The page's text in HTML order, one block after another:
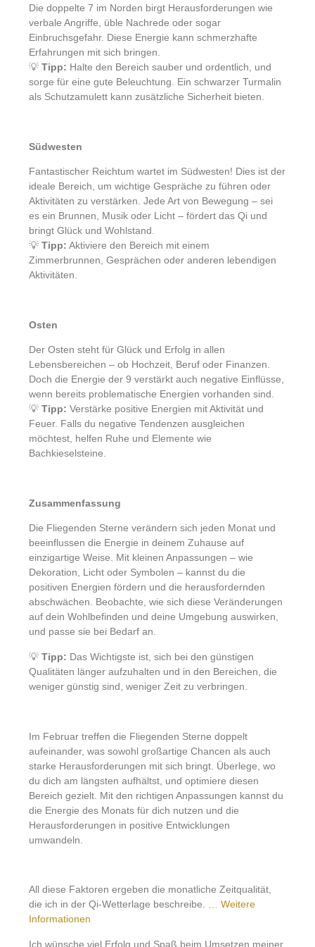
Die doppelte 7 im Norden birgt Herausforderungen wie
verbale Angriffe, üble Nachrede oder sogar
Einbruchsgefahr. Diese Energie kann schmerzhafte
Erfahrungen mit sich bringen.
💡Tipp: Halte den Bereich sauber und ordentlich, und
sorge für eine gute Beleuchtung. Ein schwarzer Turmalin
als Schutzamulett kann zusätzliche Sicherheit bieten.
Südwesten
Fantastischer Reichtum wartet im Südwesten! Dies ist der
ideale Bereich, um wichtige Gespräche zu führen oder
Aktivitäten zu verstärken. Jede Art von Bewegung – sei
es ein Brunnen, Musik oder Licht – fördert das Qi und
bringt Glück und Wohlstand.
💡Tipp: Aktiviere den Bereich mit einem
Zimmerbrunnen, Gesprächen oder anderen lebendigen
Aktivitäten.
Osten
Der Osten steht für Glück und Erfolg in allen
Lebensbereichen – ob Hochzeit, Beruf oder Finanzen.
Doch die Energie der 9 verstärkt auch negative Einflüsse,
wenn bereits problematische Energien vorhanden sind.
💡Tipp: Verstärke positive Energien mit Aktivität und
Feuer. Falls du negative Tendenzen ausgleichen
möchtest, helfen Ruhe und Elemente wie
Bachkieselsteine.
Zusammenfassung
Die Fliegenden Sterne verändern sich jeden Monat und
beeinflussen die Energie in deinem Zuhause auf
einzigartige Weise. Mit kleinen Anpassungen – wie
Dekoration, Licht oder Symbolen – kannst du die
positiven Energien fördern und die herausfordernden
abschwächen. Beobachte, wie sich diese Veränderungen
auf dein Wohlbefinden und deine Umgebung auswirken,
und passe sie bei Bedarf an.
💡Tipp: Das Wichtigste ist, sich bei den günstigen
Qualitäten länger aufzuhalten und in den Bereichen, die
weniger günstig sind, weniger Zeit zu verbringen.
Im Februar treffen die Fliegenden Sterne doppelt
aufeinander, was sowohl großartige Chancen als auch
starke Herausforderungen mit sich bringt. Überlege, wo
du dich am längsten aufhältst, und optimiere diesen
Bereich gezielt. Mit den richtigen Anpassungen kannst du
die Energie des Monats für dich nutzen und die
Herausforderungen in positive Entwicklungen
umwandeln.
All diese Faktoren ergeben die monatliche Zeitqualität,
die ich in der Qi-Wetterlage beschreibe. … Weitere
Informationen
Ich wünsche viel Erfolg und Spaß beim Umsetzen meiner